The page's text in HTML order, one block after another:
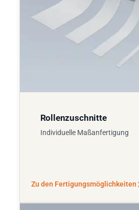
Rollenzuschnitte
Individuelle Maßanfertigung
Zu den Fertigungsmöglichkeiten